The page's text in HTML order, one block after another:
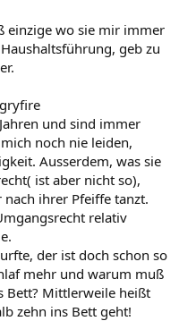
einzige wo sie mir immer
geb zu
und sind immer
noch nie leiden,
Ausserdem, was sie
ist aber nicht so),
ihrer Pfeiffe tanzt.
relativ
der ist doch schon so
mehr und warum muß
Bett? Mittlerweile heißt
zehn ins Bett geht!